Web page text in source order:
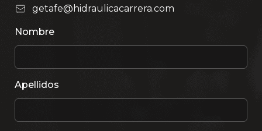
getafe@hidraulicacarrera.com
Nombre
Apellidos